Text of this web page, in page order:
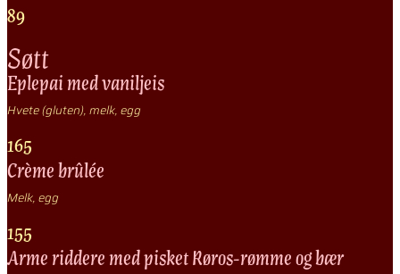
89
Søtt
Eplepai med vaniljeis
Hvete (gluten), melk, egg
165
Crème brûlée
Melk, egg
155
Arme riddere med pisket Røros-rømme og bær